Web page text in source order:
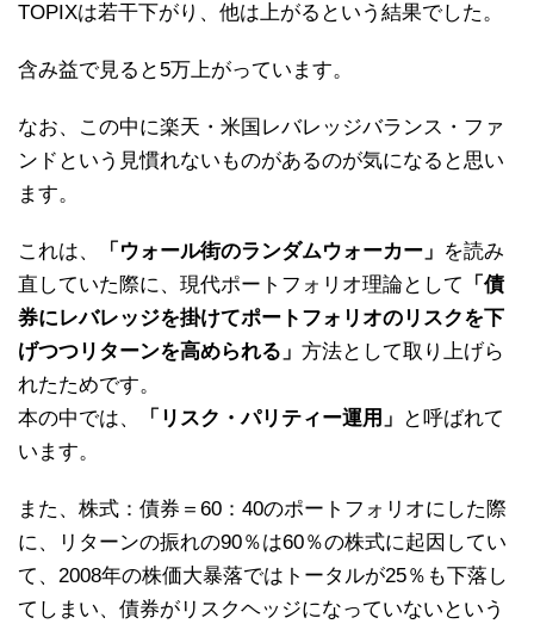
TOPIXは若干下がり、他は上がるという結果でした。
含み益で見ると5万上がっています。
なお、この中に楽天・米国レバレッジバランス・ファ
ンドという見慣れないものがあるのが気になると思い
ます。
これは、 「ウォール街のランダムウォーカー」 を読み
直していた際に、現代ポートフォリオ理論として
「債
券にレバレッジを掛けてポートフォリオのリスクを下
げつつリターンを高められる」 方法として取り上げら
れたためです。
本の中では、
「リスク・パリティー運用」
と呼ばれて
います。
また、株式：債券＝60：40のポートフォリオにした際
に、リターンの振れの90％は60％の株式に起因してい
て、2008年の株価大暴落ではトータルが25％も下落し
てしまい、債券がリスクヘッジになっていないという